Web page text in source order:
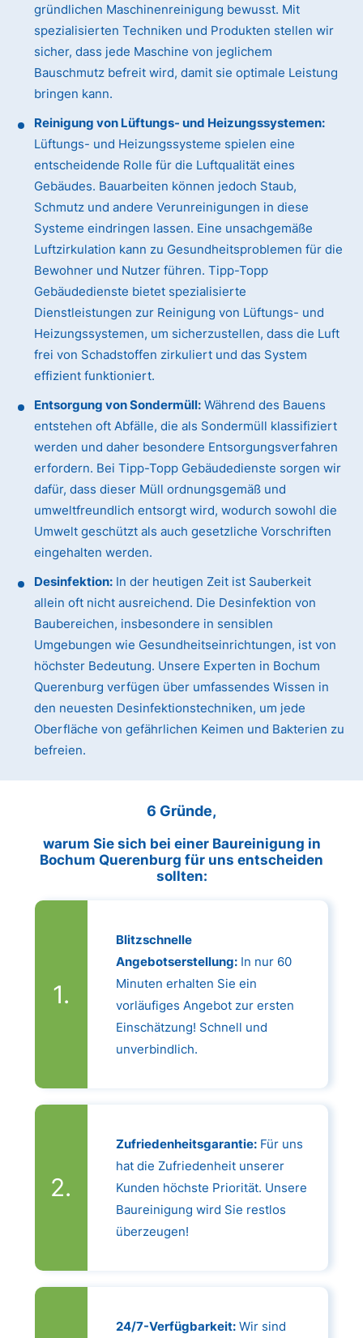
gründlichen Maschinenreinigung bewusst. Mit
spezialisierten Techniken und Produkten stellen wir
sicher, dass jede Maschine von jeglichem
Bauschmutz befreit wird, damit sie optimale Leistung
bringen kann.
Reinigung von Lüftungs- und Heizungssystemen:
Lüftungs- und Heizungssysteme spielen eine
entscheidende Rolle für die Luftqualität eines
Gebäudes. Bauarbeiten können jedoch Staub,
Schmutz und andere Verunreinigungen in diese
Systeme eindringen lassen. Eine unsachgemäße
Luftzirkulation kann zu Gesundheitsproblemen für die
Bewohner und Nutzer führen. Tipp-Topp
Gebäudedienste bietet spezialisierte
Dienstleistungen zur Reinigung von Lüftungs- und
Heizungssystemen, um sicherzustellen, dass die Luft
frei von Schadstoffen zirkuliert und das System
effizient funktioniert.
Entsorgung von Sondermüll: Während des Bauens
entstehen oft Abfälle, die als Sondermüll klassifiziert
werden und daher besondere Entsorgungsverfahren
erfordern. Bei Tipp-Topp Gebäudedienste sorgen wir
dafür, dass dieser Müll ordnungsgemäß und
umweltfreundlich entsorgt wird, wodurch sowohl die
Umwelt geschützt als auch gesetzliche Vorschriften
eingehalten werden.
Desinfektion: In der heutigen Zeit ist Sauberkeit
allein oft nicht ausreichend. Die Desinfektion von
Baubereichen, insbesondere in sensiblen
Umgebungen wie Gesundheitseinrichtungen, ist von
höchster Bedeutung. Unsere Experten in Bochum
Querenburg verfügen über umfassendes Wissen in
den neuesten Desinfektionstechniken, um jede
Oberfläche von gefährlichen Keimen und Bakterien zu
befreien.
6 Gründe,
warum Sie sich bei einer Baureinigung in
Bochum Querenburg für uns entscheiden
sollten:
Blitzschnelle
Angebotserstellung:In nur 60
Minuten erhalten Sie ein
vorläufiges Angebot zur ersten
Einschätzung! Schnell und
unverbindlich.
Zufriedenheitsgarantie:Für uns
hat die Zufriedenheit unserer
Kunden höchste Priorität. Unsere
Baureinigung wird Sie restlos
überzeugen!
24/7-Verfügbarkeit:Wir sind